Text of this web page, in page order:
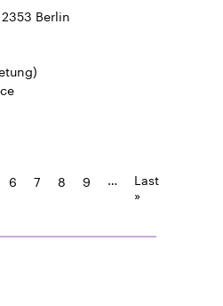
Berlin
6 7 8 9 … Last
»